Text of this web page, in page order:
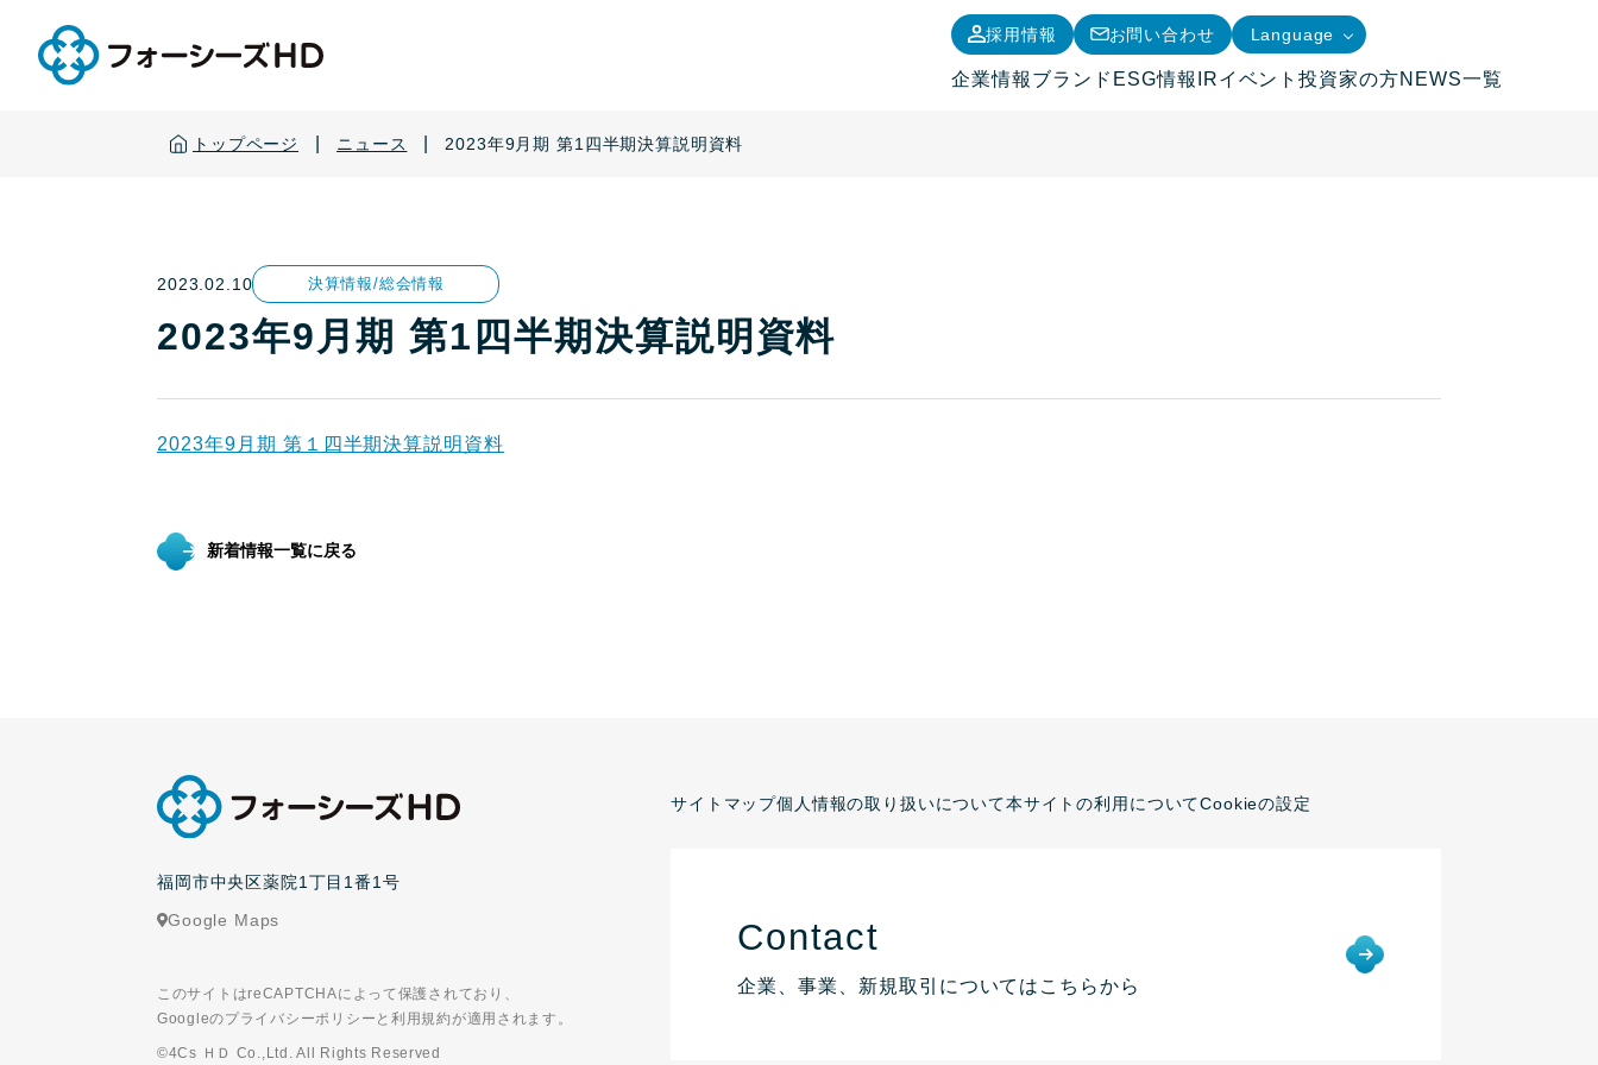
採用情報 お問い合わせ Language
企業情報 ブランド ESG情報 IRイベント投資家の方NEWS一覧
トップページ ニュース 2023年9月期 第1四半期決算説明資料
2023.02.10 決算情報/総会情報
2023年9月期 第1四半期決算説明資料
2023年9月期 第１四半期決算説明資料
新着情報一覧に戻る
サイトマップ個人情報の取り扱いについて本サイトの利用についてCookieの設定
福岡市中央区薬院1丁目1番1号
Google Maps
Contact
企業、事業、新規取引についてはこちらから
このサイトはreCAPTCHAによって保護されており、
Googleのプライバシーポリシーと利用規約が適用されます。
©4Cs ＨＤ Co.,Ltd. All Rights Reserved